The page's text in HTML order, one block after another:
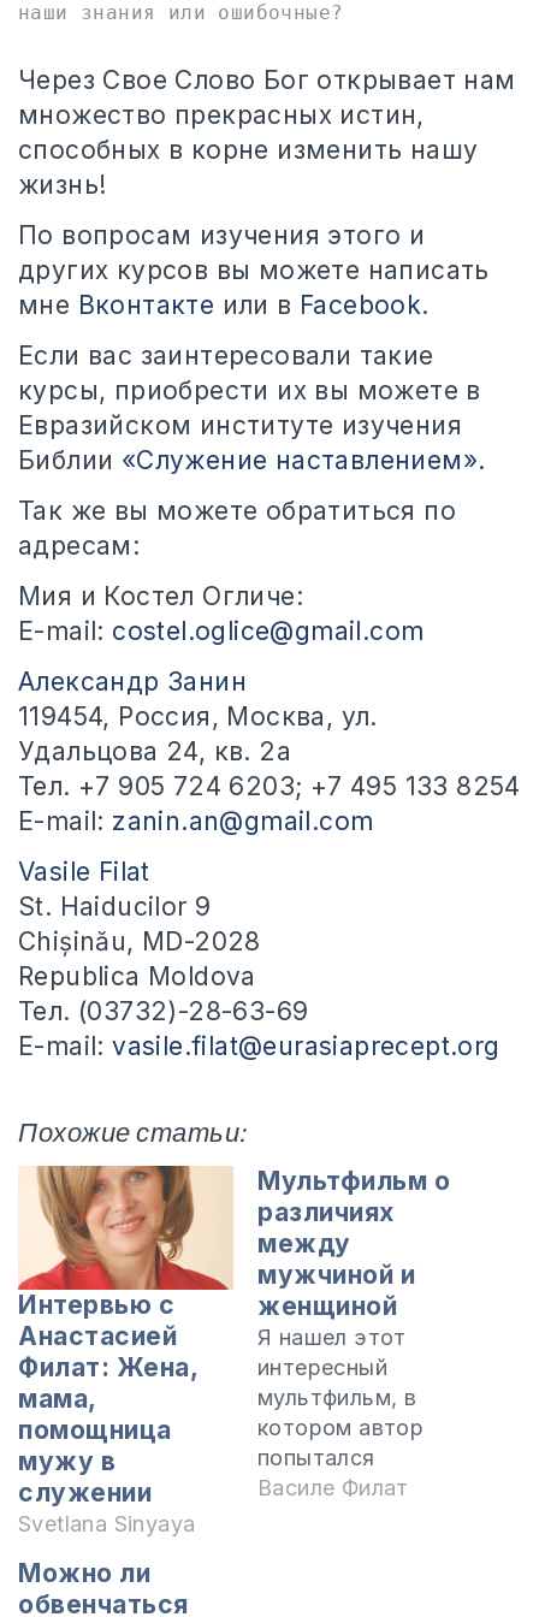
наши знания или ошибочные?
Через Свое Слово Бог открывает нам
множество прекрасных истин,
способных в корне изменить нашу
жизнь!
По вопросам изучения этого и
других курсов вы можете написать
мне Вконтакте или в Facebook.
Если вас заинтересовали такие
курсы, приобрести их вы можете в
Евразийском институте изучения
Библии «Служение наставлением».
Так же вы можете обратиться по
адресам:
Мия и Костел Огличе:
E-mail: costel.oglice@gmail.com
Александр Занин
119454, Россия, Москва, ул.
Удальцова 24, кв. 2а
Тел. +7 905 724 6203; +7 495 133 8254
E-mail: zanin.an@gmail.com
Vasile Filat
St. Haiducilor 9
Chișinău, MD-2028
Republica Moldova
Тел. (03732)-28-63-69
E-mail:vasile.filat@eurasiaprecept.org
Похожие статьи:
Интервью с
Анастасией
Филат: Жена,
мама,
помощница
мужу в
служении
Svetlana Sinyaya
Мультфильм о
различиях
между
мужчиной и
женщиной
Я нашел этот
интересный
мультфильм, в
котором автор
попытался
представить
Василе Филат
Можно ли
обвенчаться